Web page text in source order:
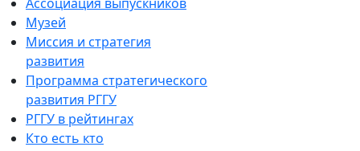
Музей
Миссия и стратегия
развития
Программа стратегического
развития РГГУ
РГГУ в рейтингах
Кто есть кто